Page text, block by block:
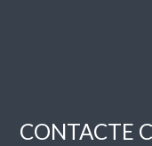
CONTACTE